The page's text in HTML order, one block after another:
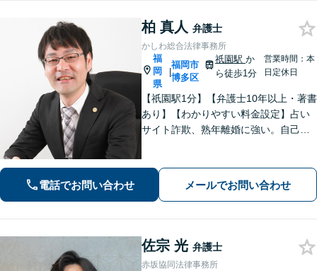
柏 真人 弁護士
かしわ総合法律事務所
福
岡
県
|
福岡市
博多区
祇園駅 か
ら徒歩1分
営業時間：本
日定休日
【祇園駅1分】【弁護士10年以上・著書
あり】【わかりやすい料金設定】占い
サイト詐欺、熟年離婚に強い。自己破
詐欺、刑事事件（博多警察署まで徒歩5
分）や相続にも対応。
電話でお問い合わせ メールでお問い合わせ
佐宗 光 弁護士
赤坂協同法律事務所